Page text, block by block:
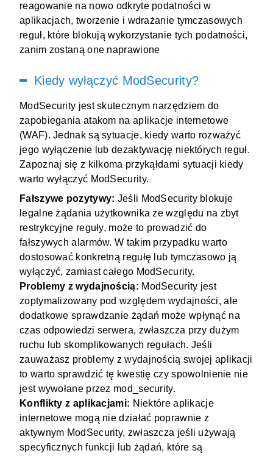
reagowanie na nowo odkryte podatności w
aplikacjach, tworzenie i wdrażanie tymczasowych
reguł, które blokują wykorzystanie tych podatności,
zanim zostaną one naprawione
Kiedy wyłączyć ModSecurity?
ModSecurity jest skutecznym narzędziem do
zapobiegania atakom na aplikacje internetowe
(WAF). Jednak są sytuacje, kiedy warto rozważyć
jego wyłączenie lub dezaktywację niektórych reguł.
Zapoznaj się z kilkoma przykąłdami sytuacji kiedy
warto wyłączyć ModSecurity.
Fałszywe pozytywy: Jeśli ModSecurity blokuje
legalne żądania użytkownika ze względu na zbyt
restrykcyjne reguły, może to prowadzić do
fałszywych alarmów. W takim przypadku warto
dostosować konkretną regułę lub tymczasowo ją
wyłączyć, zamiast całego ModSecurity.
Problemy z wydajnością: ModSecurity jest
zoptymalizowany pod względem wydajności, ale
dodatkowe sprawdzanie żądań może wpłynąć na
czas odpowiedzi serwera, zwłaszcza przy dużym
ruchu lub skomplikowanych regułach. Jeśli
zauważasz problemy z wydajnością swojej aplikacji
to warto sprawdzić tę kwestię czy spowolnienie nie
jest wywołane przez mod_security.
Konflikty z aplikacjami: Niektóre aplikacje
internetowe mogą nie działać poprawnie z
aktywnym ModSecurity, zwłaszcza jeśli używają
specyficznych funkcji lub żądań, które są